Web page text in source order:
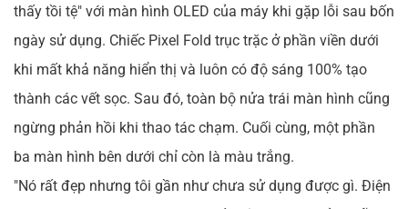
thấy tồi tệ" với màn hình OLED của máy khi gặp lỗi sau bốn
ngày sử dụng. Chiếc Pixel Fold trục trặc ở phần viền dưới
khi mất khả năng hiển thị và luôn có độ sáng 100% tạo
thành các vết sọc. Sau đó, toàn bộ nửa trái màn hình cũng
ngừng phản hồi khi thao tác chạm. Cuối cùng, một phần
ba màn hình bên dưới chỉ còn là màu trắng.
"Nó rất đẹp nhưng tôi gần như chưa sử dụng được gì. Điện